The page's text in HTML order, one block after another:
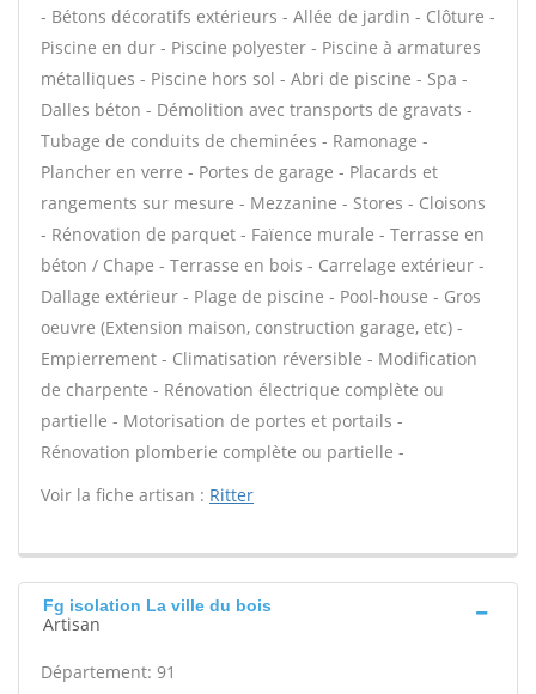
- Bétons décoratifs extérieurs - Allée de jardin - Clôture -
Piscine en dur - Piscine polyester - Piscine à armatures
métalliques - Piscine hors sol - Abri de piscine - Spa -
Dalles béton - Démolition avec transports de gravats -
Tubage de conduits de cheminées - Ramonage -
Plancher en verre - Portes de garage - Placards et
rangements sur mesure - Mezzanine - Stores - Cloisons
- Rénovation de parquet - Faïence murale - Terrasse en
béton / Chape - Terrasse en bois - Carrelage extérieur -
Dallage extérieur - Plage de piscine - Pool-house - Gros
oeuvre (Extension maison, construction garage, etc) -
Empierrement - Climatisation réversible - Modification
de charpente - Rénovation électrique complète ou
partielle - Motorisation de portes et portails -
Rénovation plomberie complète ou partielle -
Voir la fiche artisan : Ritter
Fg isolation La ville du bois
Artisan
Département: 91